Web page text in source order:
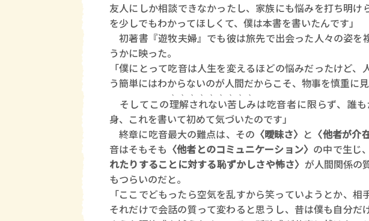
友人にしか相談できなかったし、家族にも悩みを打ち明け
を少しでもわかってほしくて、僕は本書を書いたんです」
初著書『遊牧夫婦』でも彼は旅先で出会った人々の姿を
うかに映った。
「僕にとって吃音は人生を変えるほどの悩みだったけど
う簡単にはわからないのが人間だからこそ、物事を慎重に
そしてこの理解されない苦しみ
、、、、、、、、、
は吃音者に限らず、誰
身、これを書いて初めて気づいたのです」
終章に吃音最大の難点は、その 〈曖昧さ〉 と 〈他者が介
音はそもそも 〈他者とのコミュニケーション〉 の中で生じ、
れたりすることに対する恥ずかしさや怖さ〉 が人間関係の
もつらいのだと。
「ここでどもったら空気を乱すから笑っていようとか、相
それだけで会話の質って変わると思うし、昔は僕も自分だ